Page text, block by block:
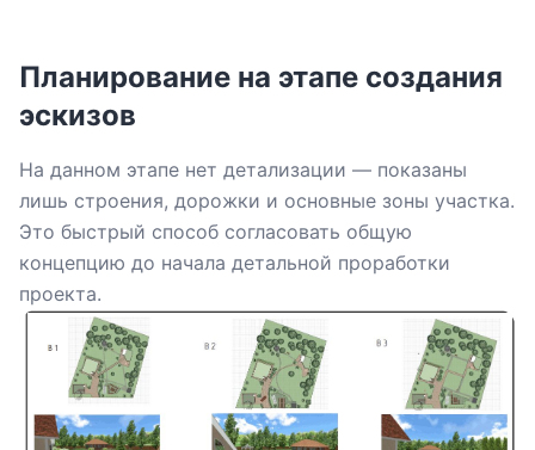
Планирование на этапе создания
эскизов
На данном этапе нет детализации — показаны
лишь строения, дорожки и основные зоны участка.
Это быстрый способ согласовать общую
концепцию до начала детальной проработки
проекта.